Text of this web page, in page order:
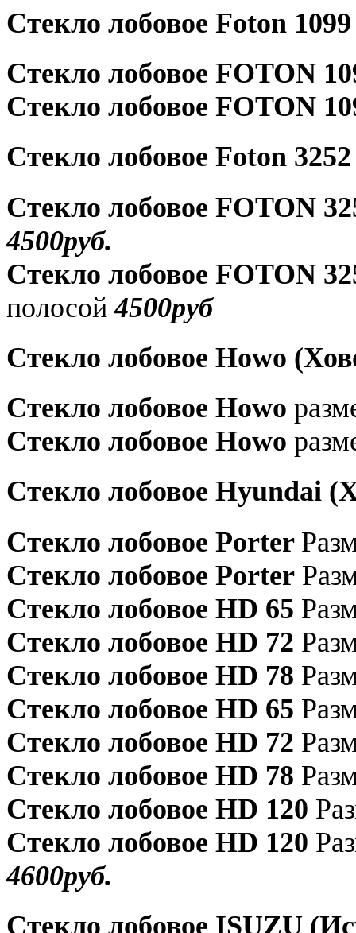
Стекло лобовое Foton
Стекло лобовое FOTON
Стекло лобовое FOTON
Стекло лобовое Foton
Стекло лобовое FOTON
4500руб.
Стекло лобовое FOTON
полосой4500руб
Стекло лобовое Howo
Стекло лобовое Howo
Стекло лобовое Howo
Стекло лобовое Hyundai
Стекло лобовое Porter
Стекло лобовое Porter
Стекло лобовое HD 65
Стекло лобовое HD 72
Стекло лобовое HD 78
Стекло лобовое HD 65
Стекло лобовое HD 72
Стекло лобовое HD 78
Стекло лобовое HD 120
Стекло лобовое HD 120
4600руб.
Стекло лобовое ISUZU